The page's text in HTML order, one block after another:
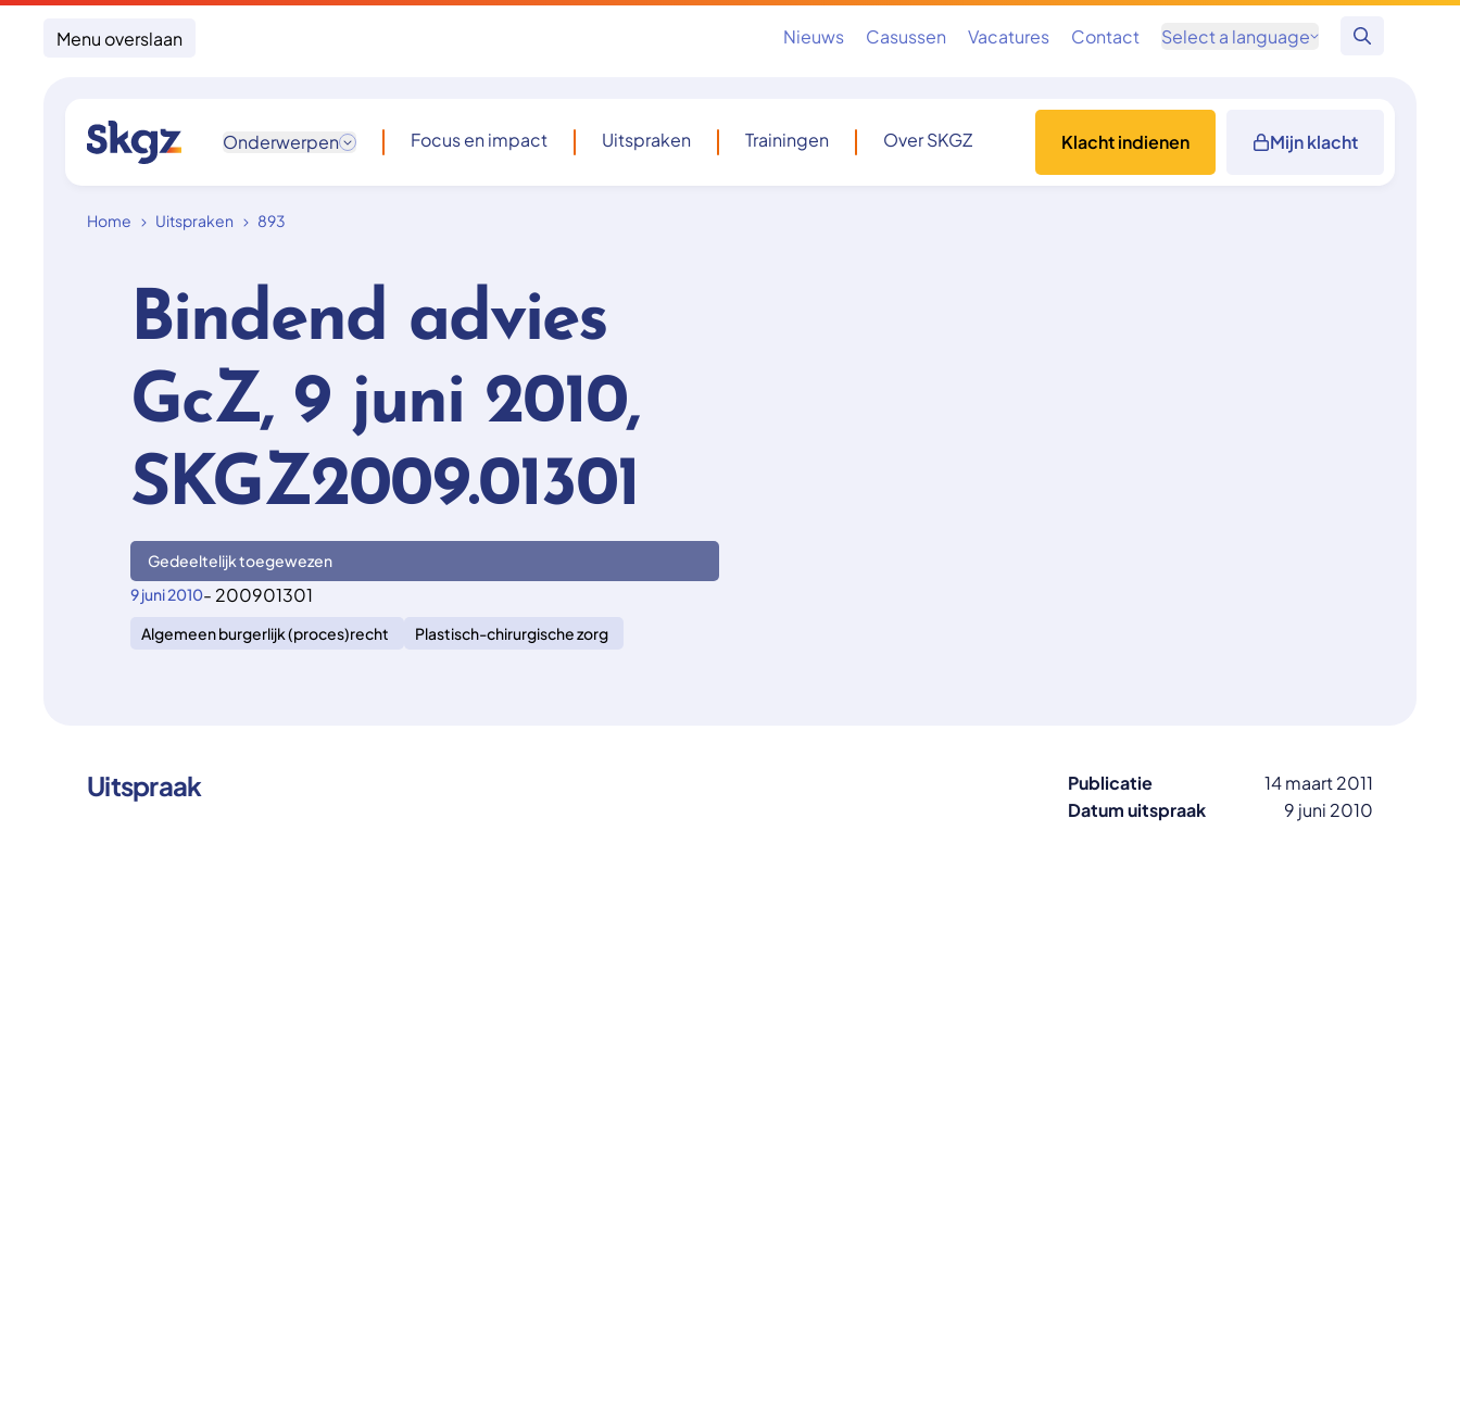
Menu overslaan Nieuws Casussen Vacatures Contact Select a language
Zoeken
Onderwerpen Focus en impact Uitspraken Trainingen Over SKGZ Klacht indienen Mijn klacht
Home Uitspraken 893
Bindend advies
GcZ, 9 juni 2010,
SKGZ2009.01301
Gedeeltelijk toegewezen
9 juni 2010- 200901301
Algemeen burgerlijk (proces)recht Plastisch-chirurgische zorg
Uitspraak Publicatie
14 maart 2011
Datum uitspraak
9 juni 2010